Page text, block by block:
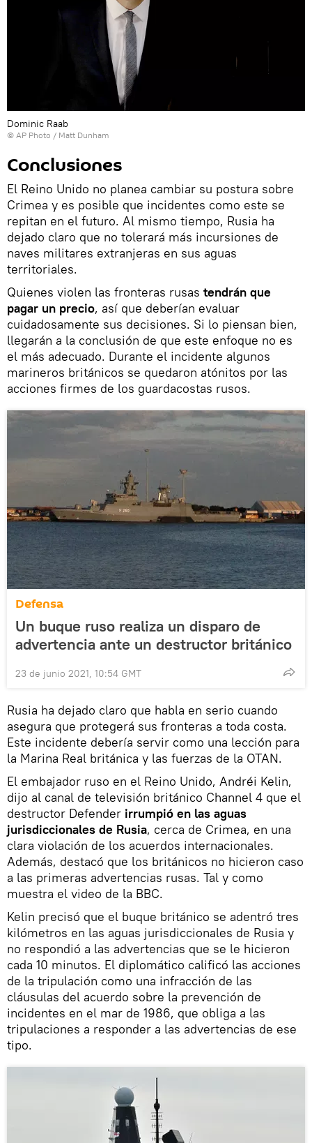
Dominic Raab
© AP Photo / Matt Dunham
Conclusiones
El Reino Unido no planea cambiar su postura sobre
Crimea y es posible que incidentes como este se
repitan en el futuro. Al mismo tiempo, Rusia ha
dejado claro que no tolerará más incursiones de
naves militares extranjeras en sus aguas
territoriales.
Quienes violen las fronteras rusas tendrán que
pagar un precio, así que deberían evaluar
cuidadosamente sus decisiones. Si lo piensan bien,
llegarán a la conclusión de que este enfoque no es
el más adecuado. Durante el incidente algunos
marineros británicos se quedaron atónitos por las
acciones firmes de los guardacostas rusos.
Defensa
Un buque ruso realiza un disparo de
advertencia ante un destructor británico
23 de junio 2021, 10:54 GMT
Rusia ha dejado claro que habla en serio cuando
asegura que protegerá sus fronteras a toda costa.
Este incidente debería servir como una lección para
la Marina Real británica y las fuerzas de la OTAN.
El embajador ruso en el Reino Unido, Andréi Kelin,
dijo al canal de televisión británico Channel 4 que el
destructor Defender irrumpió en las aguas
jurisdiccionales de Rusia, cerca de Crimea, en una
clara violación de los acuerdos internacionales.
Además, destacó que los británicos no hicieron caso
a las primeras advertencias rusas. Tal y como
muestra el video de la BBC.
Kelin precisó que el buque británico se adentró tres
kilómetros en las aguas jurisdiccionales de Rusia y
no respondió a las advertencias que se le hicieron
cada 10 minutos. El diplomático calificó las acciones
de la tripulación como una infracción de las
cláusulas del acuerdo sobre la prevención de
incidentes en el mar de 1986, que obliga a las
tripulaciones a responder a las advertencias de ese
tipo.